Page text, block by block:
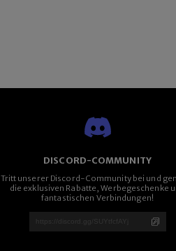
DISCORD-COMMUNITY
Tritt unserer Discord-Community bei und
die exklusiven Rabatte, Werbegeschenke
fantastischen Verbindungen!